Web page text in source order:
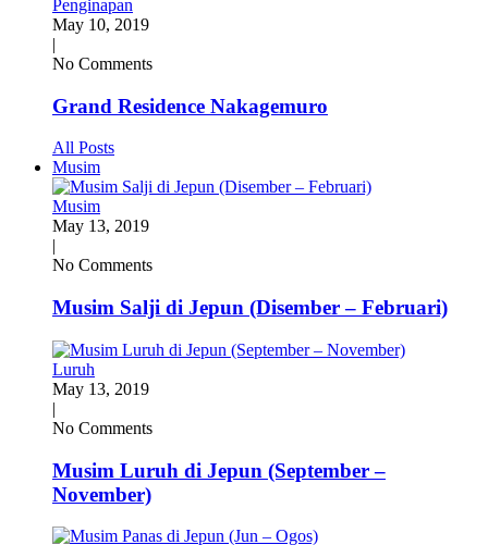
Penginapan
May 10, 2019
|
No Comments
Grand Residence Nakagemuro
All Posts
Musim
Musim
May 13, 2019
|
No Comments
Musim Salji di Jepun (Disember – Februari)
Luruh
May 13, 2019
|
No Comments
Musim Luruh di Jepun (September –
November)